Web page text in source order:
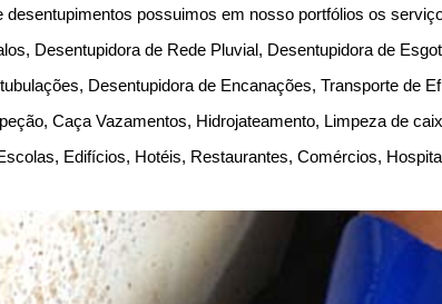
possuimos em nosso portfólios os
Desentupidora de Rede Pluvial, Desentupidora de
Desentupidora de Encanações, Transporte de
Caça Vazamentos, Hidrojateamento, Limpeza de
Edifícios, Hotéis, Restaurantes, Comércios,